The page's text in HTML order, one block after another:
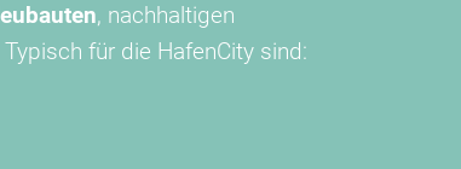
, nachhaltigen
für die HafenCity sind: